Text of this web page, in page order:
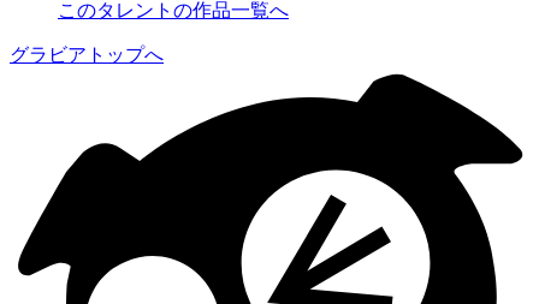
このタレントの作品一覧へ
グラビアトップへ